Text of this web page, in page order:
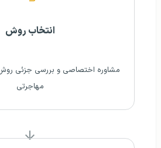
انتخاب روش
مشاوره اختصاصی و بررسی جزئی
مهاجرتی